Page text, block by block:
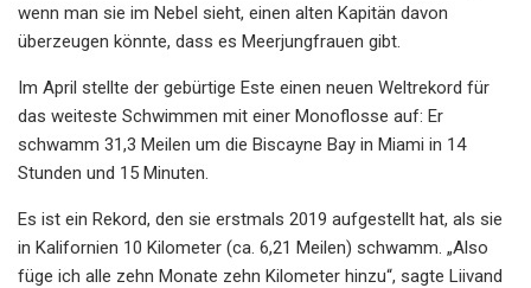
wenn man sie im Nebel sieht, einen alten Kapitän davon
überzeugen könnte, dass es Meerjungfrauen gibt.
Im April stellte der gebürtige Este einen neuen Weltrekord für
das weiteste Schwimmen mit einer Monoflosse auf: Er
schwamm 31,3 Meilen um die Biscayne Bay in Miami in 14
Stunden und 15 Minuten.
Es ist ein Rekord, den sie erstmals 2019 aufgestellt hat, als sie
in Kalifornien 10 Kilometer (ca. 6,21 Meilen) schwamm. „Also
füge ich alle zehn Monate zehn Kilometer hinzu“, sagte Liivand